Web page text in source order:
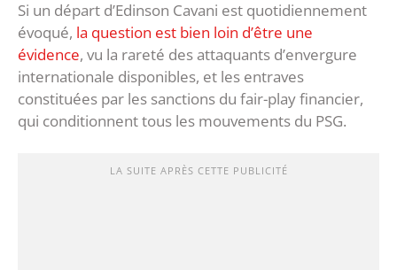
Si un départ d’Edinson Cavani est quotidiennement
évoqué, la question est bien loin d’être une
évidence, vu la rareté des attaquants d’envergure
internationale disponibles, et les entraves
constituées par les sanctions du fair-play financier,
qui conditionnent tous les mouvements du PSG.
LA SUITE APRÈS CETTE PUBLICITÉ